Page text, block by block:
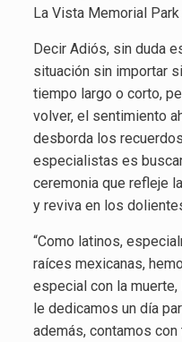
La Vista Memorial Park
Decir Adiós, sin duda
situación sin importar
tiempo largo o corto,
volver, el sentimiento
desborda los
especialistas es
ceremonia que refleje
y reviva en los
“Como latinos,
raíces mexicanas,
especial con la
le dedicamos un día
además, contamos